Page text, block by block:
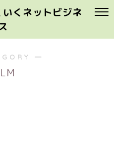
くネットビジネ
―